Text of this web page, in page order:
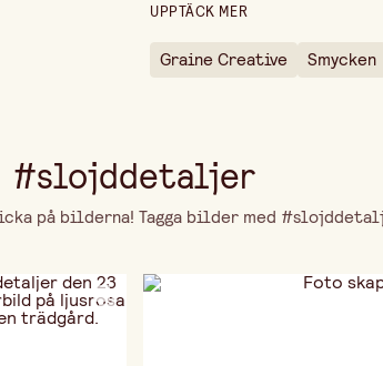
UPPTÄCK MER
Graine Creative Smycken
#slojddetaljer
på bilderna! Tagga bilder med